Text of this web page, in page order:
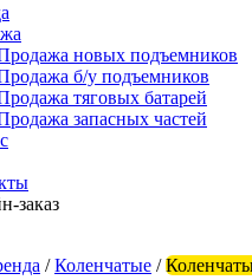
новых подъемников
б/у подъемников
тяговых батарей
запасных частей
заказ
/ Коленчатые /